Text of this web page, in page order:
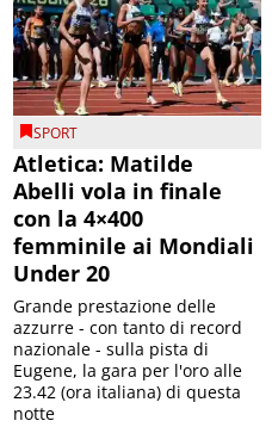
SPORT
Atletica: Matilde
Abelli vola in finale
con la 4×400
femminile ai Mondiali
Under 20
Grande prestazione delle
azzurre - con tanto di record
nazionale - sulla pista di
Eugene, la gara per l'oro alle
23.42 (ora italiana) di questa
notte